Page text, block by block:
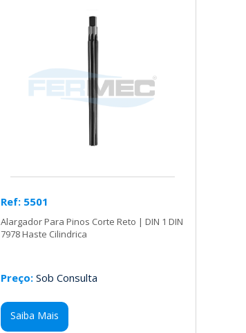
Ref: 5501
Alargador Para Pinos Corte Reto | DIN 1 DIN
7978 Haste Cilindrica
Preço: Sob Consulta
Saiba Mais